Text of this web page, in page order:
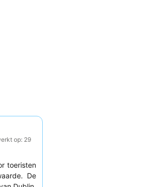
op: 29
toeristen
De